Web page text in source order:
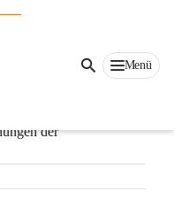
Menü
der
der